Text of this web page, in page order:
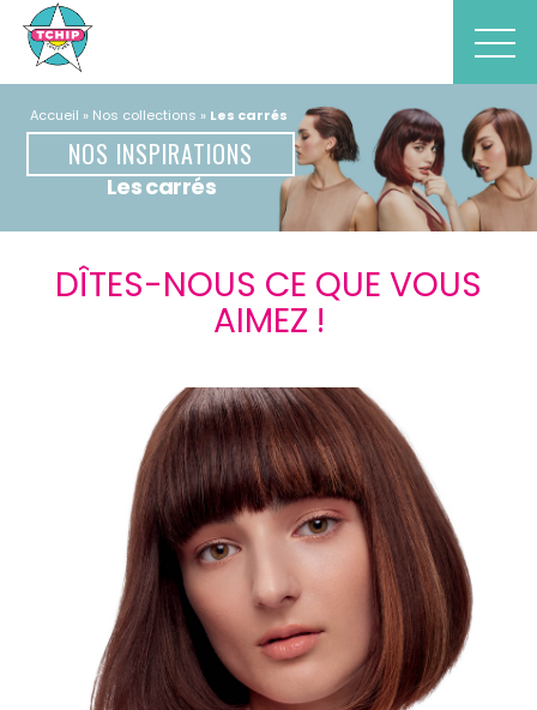
Accueil Nos collections Les carrés
NOS INSPIRATIONS
Les carrés
DÎTES-NOUS CE QUE VOUS
AIMEZ !